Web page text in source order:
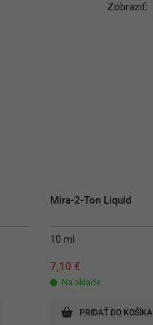
Zobraziť:
Mira-2-Ton Liquid
10 ml
7,10 €
Na sklade
PRIDAŤ DO KOŠÍKA